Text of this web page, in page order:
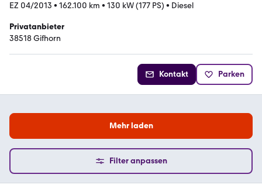
EZ 04/2013 • 162.100 km • 130 kW (177 PS) • Diesel
Privatanbieter
38518 Gifhorn
Kontakt Parken
Mehr laden
Filter anpassen